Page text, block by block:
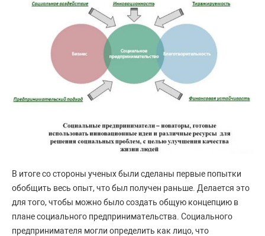
В итоге со стороны ученых были сделаны первые попытки
обобщить весь опыт, что был получен раньше. Делается это
для того, чтобы можно было создать общую концепцию в
плане социального предпринимательства. Социального
предпринимателя могли определить как лицо, что